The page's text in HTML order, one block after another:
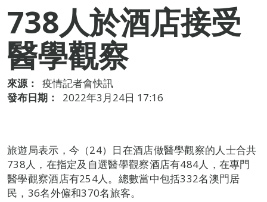
738人於酒店接受
醫學觀察
來源：
疫情記者會快訊
發布日期：
2022年3月24日 17:16
旅遊局表示，今（24）日在酒店做醫學觀察的人士合共
738人，在指定及自選醫學觀察酒店有484人，在專門
醫學觀察酒店有254人。總數當中包括332名澳門居
民，36名外僱和370名旅客。